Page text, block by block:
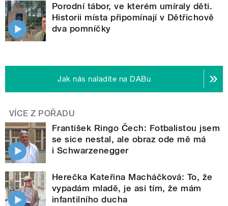
Porodní tábor, ve kterém umíraly děti.
Historii místa připomínají v Dětřichově
dva pomníčky
Jak nás naladíte na DABu
VÍCE Z POŘADU
František Ringo Čech: Fotbalistou jsem
se sice nestal, ale obraz ode mě má
i Schwarzenegger
Herečka Kateřina Macháčková: To, že
vypadám mladě, je asi tím, že mám
infantilního ducha